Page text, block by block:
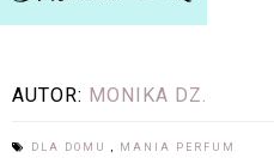
AUTOR: MONIKA DZ.
DLA DOMU , MANIA PERFUM